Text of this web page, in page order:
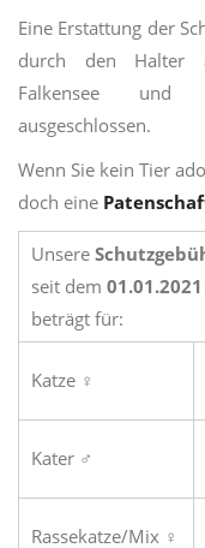
Eine Erstattung der
durch den Halter
Falkensee und
ausgeschlossen.
Wenn Sie kein Tier
doch eine
Unsere
seit dem 01.01.2021
beträgt für:
Katze ♀
Kater ♂
Rassekatze/Mix ♀